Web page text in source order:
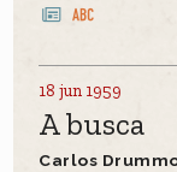
18 jun 1959
A busca
Carlos